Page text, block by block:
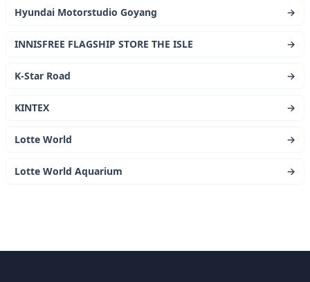
Hyundai Motorstudio Goyang →
INNISFREE FLAGSHIP STORE THE ISLE →
K-Star Road →
KINTEX →
Lotte World →
Lotte World Aquarium →